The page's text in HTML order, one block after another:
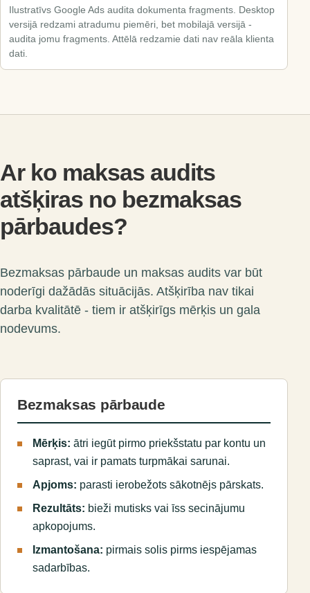
Ilustratīvs Google Ads audita dokumenta fragments. Desktop
versijā redzami atradumu piemēri, bet mobilajā versijā -
audita jomu fragments. Attēlā redzamie dati nav reāla klienta
dati.
Ar ko maksas audits
atšķiras no bezmaksas
pārbaudes?
Bezmaksas pārbaude un maksas audits var būt
noderīgi dažādās situācijās. Atšķirība nav tikai
darba kvalitātē - tiem ir atšķirīgs mērķis un gala
nodevums.
Bezmaksas pārbaude
Mērķis: ātri iegūt pirmo priekšstatu par kontu un
saprast, vai ir pamats turpmākai sarunai.
Apjoms: parasti ierobežots sākotnējs pārskats.
Rezultāts: bieži mutisks vai īss secinājumu
apkopojums.
Izmantošana: pirmais solis pirms iespējamas
sadarbības.